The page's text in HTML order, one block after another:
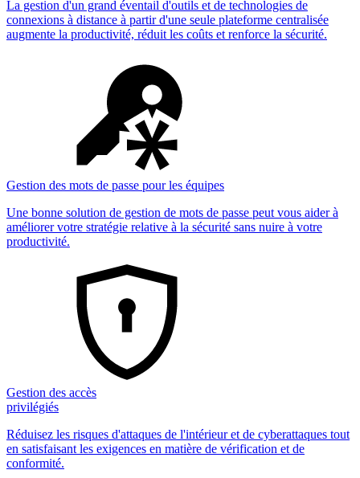
La gestion d'un grand éventail d'outils et de technologies de
connexions à distance à partir d'une seule plateforme centralisée
augmente la productivité, réduit les coûts et renforce la sécurité.
Gestion des mots de passe pour les équipes
Une bonne solution de gestion de mots de passe peut vous aider à
améliorer votre stratégie relative à la sécurité sans nuire à votre
productivité.
Gestion des accès
privilégiés
Réduisez les risques d'attaques de l'intérieur et de cyberattaques tout
en satisfaisant les exigences en matière de vérification et de
conformité.